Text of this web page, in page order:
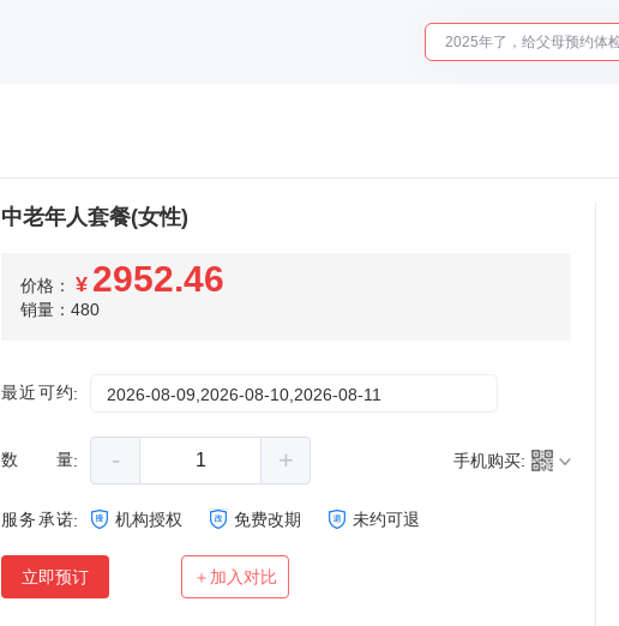
体检前能吃药吗？
中老年人套餐(女性)
价格： ¥ 2952.46
销量：480
最近可约: 2026-08-09,2026-08-10,2026-08-11
数量: - + 手机购买:
服务承诺: 机构授权 免费改期 未约可退
立即预订 ＋加入对比